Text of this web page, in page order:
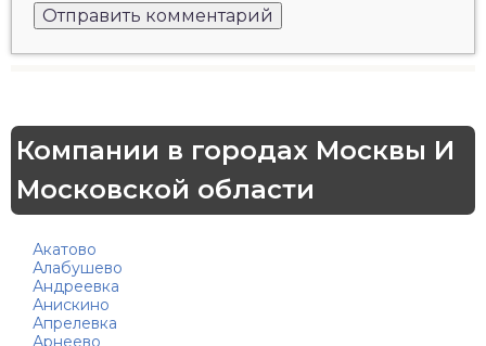
Компании в городах Москвы И
Московской области
Акатово
Алабушево
Андреевка
Анискино
Апрелевка
Арнеево